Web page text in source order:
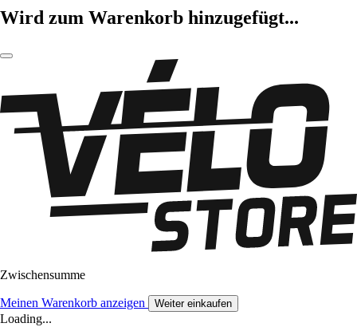
Wird zum Warenkorb hinzugefügt...
Zwischensumme
Meinen Warenkorb anzeigen Weiter einkaufen
Loading...